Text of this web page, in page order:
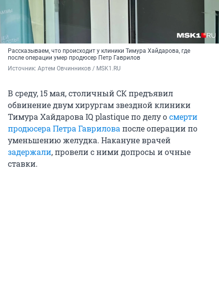
Рассказываем, что происходит у клиники Тимура Хайдарова, где
после операции умер продюсер Петр Гаврилов
Источник: Артем Овчинников / MSK1.RU
В среду, 15 мая, столичный СК предъявил
обвинение двум хирургам звездной клиники
Тимура Хайдарова IQ plastique по делу осмерти
продюсера Петра Гаврилова после операции по
уменьшению желудка. Накануне врачей
задержали, провели с ними допросы и очные
ставки.